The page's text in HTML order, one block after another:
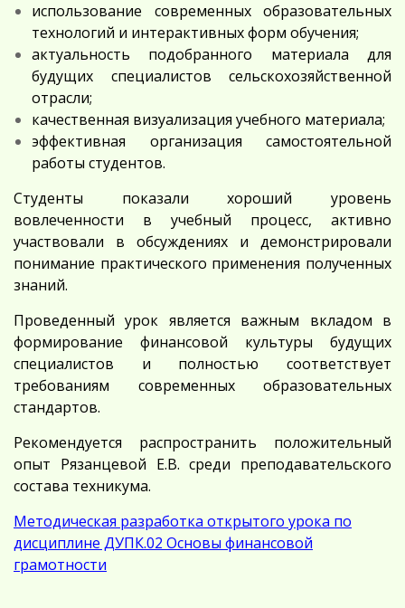
использование современных образовательных
технологий и интерактивных форм обучения;
актуальность подобранного материала для
будущих специалистов сельскохозяйственной
отрасли;
качественная визуализация учебного материала;
эффективная организация самостоятельной
работы студентов.
Студенты показали хороший уровень
вовлеченности в учебный процесс, активно
участвовали в обсуждениях и демонстрировали
понимание практического применения полученных
знаний.
Проведенный урок является важным вкладом в
формирование финансовой культуры будущих
специалистов и полностью соответствует
требованиям современных образовательных
стандартов.
Рекомендуется распространить положительный
опыт Рязанцевой Е.В. среди преподавательского
состава техникума.
Методическая разработка открытого урока по
дисциплине ДУПК.02 Основы финансовой
грамотности